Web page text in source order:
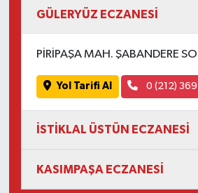
GÜLERYÜZ ECZANESİ
PİRİPAŞA MAH. ŞABANDERE
Yol Tarifi Al 0 (212)
İSTİKLAL ÜSTÜN ECZANESİ
KASIMPAŞA ECZANESİ